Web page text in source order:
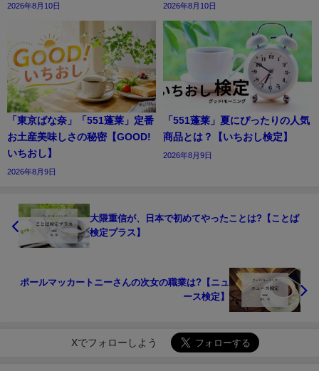
2026年8月10日 2026年8月10日
「東京ばな奈」「551蓬莱」定番
お土産美味しさの秘密【GOOD!
いちおし】
2026年8月9日
「551蓬莱」夏にぴったりの人気
商品とは？【いちおし検定】
2026年8月9日
大隈重信が、日本で初めてやったことは?【ことば
検定プラス】
ポールマッカートニーさんの次女の職業は?【ニュ
ース検定】
Xでフォローしよう